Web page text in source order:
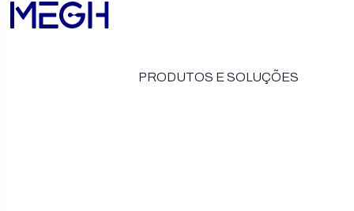
PRODUTOS E SOLUÇÕES